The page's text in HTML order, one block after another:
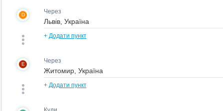
D Через
+ Додати пункт
E Через
+ Додати пункт